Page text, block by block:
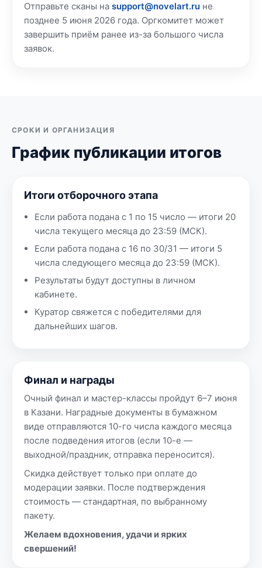
Отправьте сканы на support@novelart.ru не
позднее 5 июня 2026 года. Оргкомитет может
завершить приём ранее из-за большого числа
заявок.
СРОКИ И ОРГАНИЗАЦИЯ
График публикации итогов
Итоги отборочного этапа
Если работа подана с 1 по 15 число — итоги 20
числа текущего месяца до 23:59 (МСК).
Если работа подана с 16 по 30/31 — итоги 5
числа следующего месяца до 23:59 (МСК).
Результаты будут доступны в личном
кабинете.
Куратор свяжется с победителями для
дальнейших шагов.
Финал и награды
Очный финал и мастер-классы пройдут 6–7 июня
в Казани. Наградные документы в бумажном
виде отправляются 10-го числа каждого месяца
после подведения итогов (если 10-е —
выходной/праздник, отправка переносится).
Скидка действует только при оплате до
модерации заявки. После подтверждения
стоимость — стандартная, по выбранному
пакету.
Желаем вдохновения, удачи и ярких
свершений!